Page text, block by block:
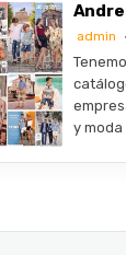
admin
y moda